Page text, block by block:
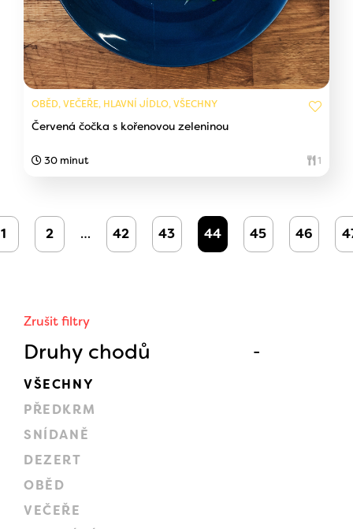
Zrušit filtry
Druhy chodů
VŠECHNY
PŘEDKRM
SNÍDANĚ
DEZERT
OBĚD
VEČEŘE
OBĚD, VEČEŘE, HLAVNÍ JÍDLO, VŠECHNY
Červená čočka s kořenovou zeleninou
30 minut 1
1 2 … 42 43 44 45 46